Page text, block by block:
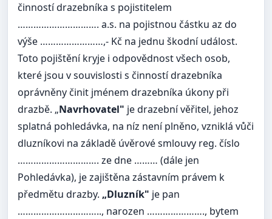
činností drazebníka s pojistitelem
…………………………. a.s. na pojistnou částku az do
výše ……………………,- Kč na jednu škodní událost.
Toto pojištění kryje i odpovědnost všech osob,
které jsou v souvislosti s činností drazebníka
oprávněny činit jménem drazebníka úkony při
drazbě. „Navrhovatel" je drazební věřitel, jehoz
splatná pohledávka, na níz není plněno, vzniklá vůči
dluzníkovi na základě úvěrové smlouvy reg. číslo
…………………………. ze dne ……… (dále jen
Pohledávka), je zajištěna zástavním právem k
předmětu drazby. „Dluzník" je pan
………………………….., narozen …………………., bytem